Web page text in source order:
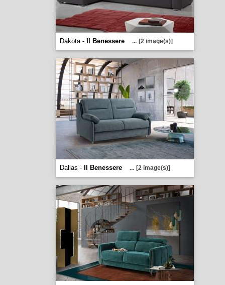
Dakota - Il Benessere ... [2 image(s)]
Dallas - Il Benessere ... [2 image(s)]